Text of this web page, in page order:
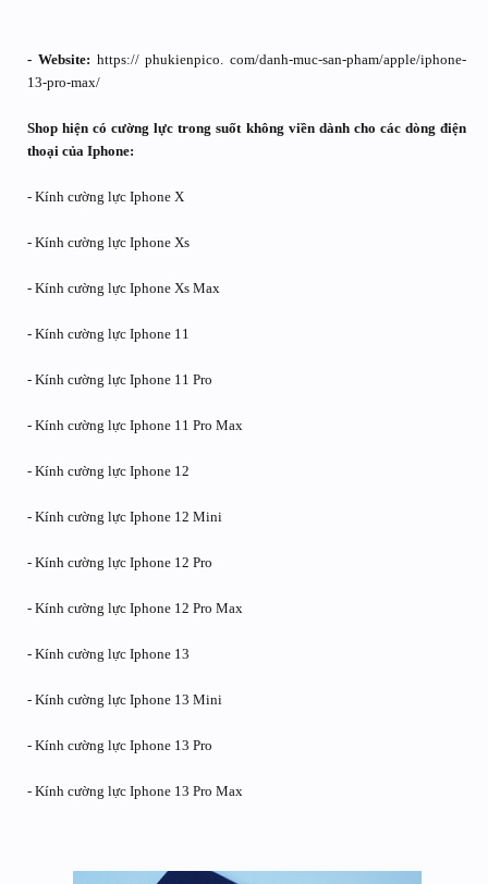
- Website: https:// phukienpico. com/danh-muc-san-pham/apple/iphone-
13-pro-max/
Shop hiện có cường lực trong suốt không viền dành cho các dòng điện
thoại của Iphone:
- Kính cường lực Iphone X
- Kính cường lực Iphone Xs
- Kính cường lực Iphone Xs Max
- Kính cường lực Iphone 11
- Kính cường lực Iphone 11 Pro
- Kính cường lực Iphone 11 Pro Max
- Kính cường lực Iphone 12
- Kính cường lực Iphone 12 Mini
- Kính cường lực Iphone 12 Pro
- Kính cường lực Iphone 12 Pro Max
- Kính cường lực Iphone 13
- Kính cường lực Iphone 13 Mini
- Kính cường lực Iphone 13 Pro
- Kính cường lực Iphone 13 Pro Max